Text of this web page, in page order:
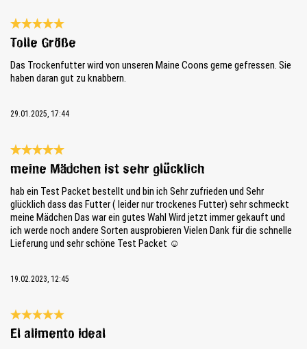
Review with rating of 5 out of 5 stars
Tolle Größe
Das Trockenfutter wird von unseren Maine Coons gerne gefressen. Sie
haben daran gut zu knabbern.
29.01.2025, 17:44
Review with rating of 5 out of 5 stars
meine Mädchen ist sehr glücklich
hab ein Test Packet bestellt und bin ich Sehr zufrieden und Sehr
glücklich dass das Futter ( leider nur trockenes Futter) sehr schmeckt
meine Mädchen Das war ein gutes Wahl Wird jetzt immer gekauft und
ich werde noch andere Sorten ausprobieren Vielen Dank für die schnelle
Lieferung und sehr schöne Test Packet ☺️
19.02.2023, 12:45
Review with rating of 5 out of 5 stars
El alimento ideal